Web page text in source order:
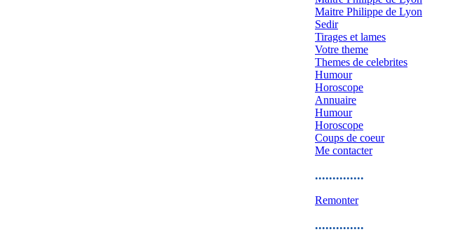
Maitre Philippe de Lyon
Sedir
Tirages et lames
Votre theme
Themes de celebrites
Humour
Horoscope
Annuaire
Humour
Horoscope
Coups de coeur
Me contacter
..............
Remonter
..............